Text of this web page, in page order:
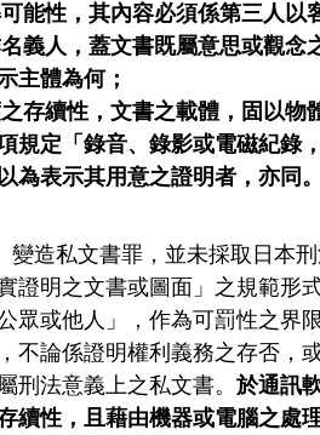
能性，其內容必須係第三人以
名義人，蓋文書既屬意思或觀
主體為何；
之存續性，文書之載體，固以
規定「錄音、錄影或電磁紀錄
為表示其用意之證明者，亦同。
變造私文書罪，並未採取日本
證明之文書或圖面」之規範形
眾或他人」，作為可罰性之界
不論係證明權利義務之存否，
刑法意義上之私文書。 於通訊
續性，且藉由機器或電腦之處